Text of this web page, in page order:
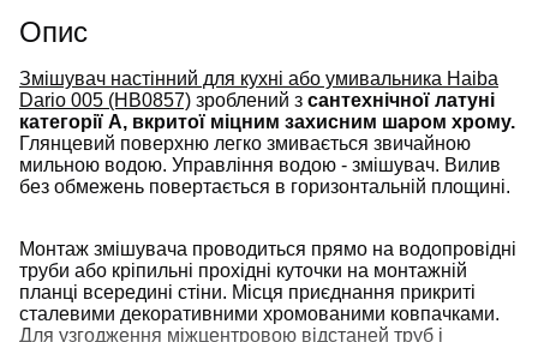
Опис
Змішувач настінний для кухні або умивальника Haiba
Dario 005 (HB0857) зроблений з сантехнічної латуні
категорії А, вкритої міцним захисним шаром хрому.
Глянцевий поверхню легко змивається звичайною
мильною водою. Управління водою - змішувач. Вилив
без обмежень повертається в горизонтальній площині.
Монтаж змішувача проводиться прямо на водопровідні
труби або кріпильні прохідні куточки на монтажній
планці всередині стіни. Місця приєднання прикриті
сталевими декоративними хромованими ковпачками.
Для узгодження міжцентровою відстаней труб і